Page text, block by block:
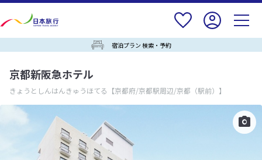
宿泊プラン 検索・予約
京都新阪急ホテル
きょうとしんはんきゅうほてる 【京都府/京都駅周辺/京都（駅前）】